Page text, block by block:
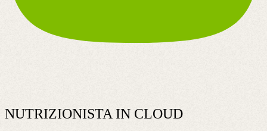
NUTRIZIONISTA IN CLOUD